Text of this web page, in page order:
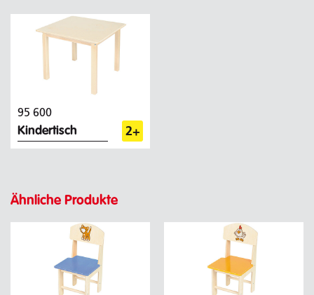
95 600
Kindertisch 2+
Ähnliche Produkte